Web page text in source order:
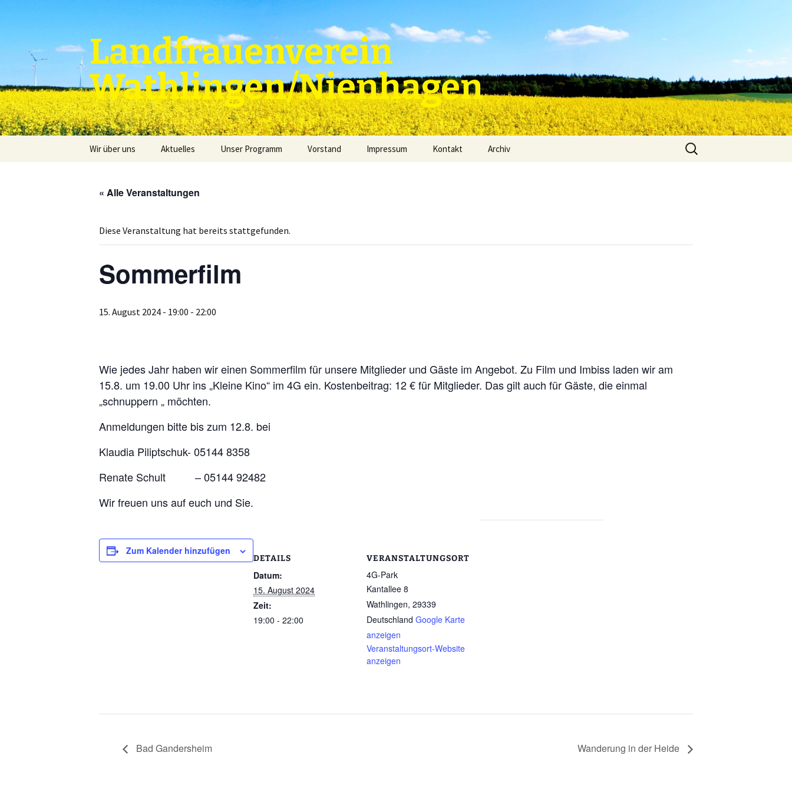
Landfrauenverein
Wathlingen/Nienhagen
Wir über uns Aktuelles Unser Programm Vorstand Impressum Kontakt Archiv
Suche
nach:
« Alle Veranstaltungen
Diese Veranstaltung hat bereits stattgefunden.
Sommerfilm
15. August 2024 - 19:00 - 22:00
Wie jedes Jahr haben wir einen Sommerfilm für unsere Mitglieder und Gäste im Angebot. Zu Film und Imbiss laden wir am
15.8. um 19.00 Uhr ins „Kleine Kino“ im 4G ein. Kostenbeitrag: 12 € für Mitglieder. Das gilt auch für Gäste, die einmal
„schnuppern „ möchten.
Anmeldungen bitte bis zum 12.8. bei
Klaudia Piliptschuk- 05144 8358
Renate Schult – 05144 92482
Wir freuen uns auf euch und Sie.
Zum Kalender hinzufügen
DETAILS
Datum:
15. August 2024
Zeit:
19:00 - 22:00
VERANSTALTUNGSORT
4G-Park
Kantallee 8
Wathlingen, 29339
Deutschland Google Karte
anzeigen
Veranstaltungsort-Website
anzeigen
Bad Gandersheim Wanderung in der Heide